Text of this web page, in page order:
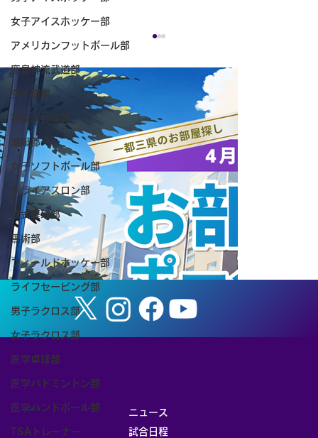
女子アイスホッケー部
アメリカンフットボール部
鹿島神流武道部
空手道部
準硬式野球部
漕艇部
女子ソフトボール部
トライアスロン部
軟式庭球部
馬術部
フィールドホッケー部
ライフセービング部
男子ラクロス部
女子ラクロス部
医学卓球部
医学バドミントン部
医学ハンドボール部
TSAトレーナー
第31回つくば体操フェスティバル
ニュース
試合日程
MENU